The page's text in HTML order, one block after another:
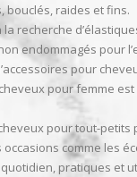
bouclés, raides et fins.
recherche
endommagés pour
pour
pour femme
pour tout-petits
comme les
pratiques et